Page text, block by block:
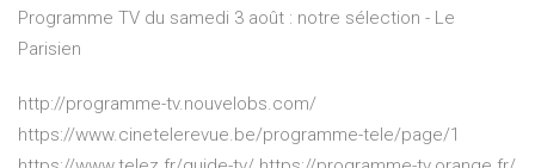
Programme TV du samedi 3 août : notre sélection - Le
Parisien
http://programme-tv.nouvelobs.com/
https://www.cinetelerevue.be/programme-tele/page/1